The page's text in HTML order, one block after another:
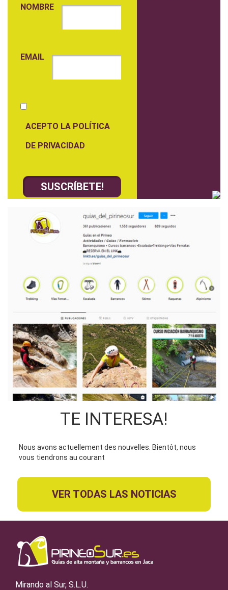
NOMBRE
EMAIL
ACEPTO LA POLÍTICA
DE PRIVACIDAD
TE INTERESA!
Nous avons actuellement des nouvelles. Bientôt, nous
vous tiendrons au courant
VER TODAS LAS NOTICIAS
Mirando al Sur, S.L.U.